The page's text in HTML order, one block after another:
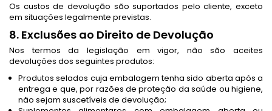
Os custos de devolução são suportados pelo cliente, exceto
em situações legalmente previstas.
8. Exclusões ao Direito de Devolução
Nos termos da legislação em vigor, não são aceites
devoluções dos seguintes produtos:
Produtos selados cuja embalagem tenha sido aberta após a
entrega e que, por razões de proteção da saúde ou higiene,
não sejam suscetíveis de devolução;